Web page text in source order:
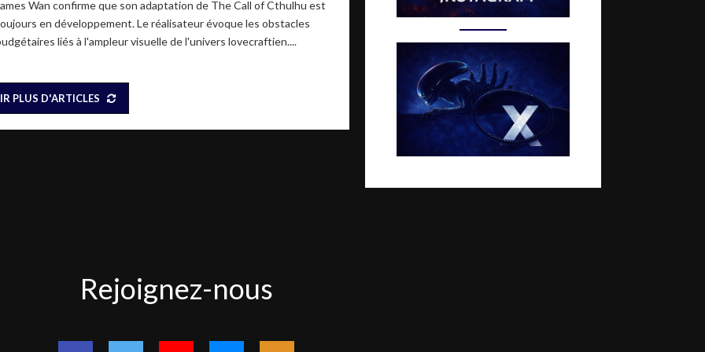
Wan confirme que son adaptation de The Call of Cthulhu est
en développement. Le réalisateur évoque les obstacles
liés à l'ampleur visuelle de l'univers lovecraftien....
PLUS D'ARTICLES
nous
Rejoignez-nous